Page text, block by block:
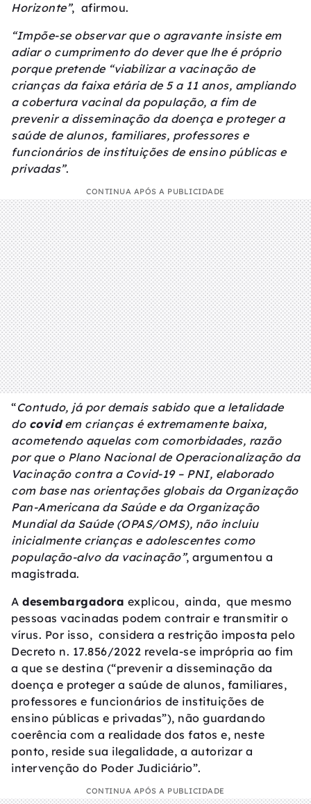
Horizonte”, afirmou.
“Impõe-se observar que o agravante insiste em
adiar o cumprimento do dever que lhe é próprio
porque pretende “viabilizar a vacinação de
crianças da faixa etária de 5 a 11 anos, ampliando
a cobertura vacinal da população, a fim de
prevenir a disseminação da doença e proteger a
saúde de alunos, familiares, professores e
funcionários de instituições de ensino públicas e
privadas”.
CONTINUA APÓS A PUBLICIDADE
“Contudo, já por demais sabido que a letalidade
do covidem crianças é extremamente baixa,
acometendo aquelas com comorbidades, razão
por que o Plano Nacional de Operacionalização da
Vacinação contra a Covid-19 – PNI, elaborado
com base nas orientações globais da Organização
Pan-Americana da Saúde e da Organização
Mundial da Saúde (OPAS/OMS), não incluiu
inicialmente crianças e adolescentes como
população-alvo da vacinação”, argumentou a
magistrada.
A desembargadora explicou, ainda, que mesmo
pessoas vacinadas podem contrair e transmitir o
vírus. Por isso, considera a restrição imposta pelo
Decreto n. 17.856/2022 revela-se imprópria ao fim
a que se destina (“prevenir a disseminação da
doença e proteger a saúde de alunos, familiares,
professores e funcionários de instituições de
ensino públicas e privadas”), não guardando
coerência com a realidade dos fatos e, neste
ponto, reside sua ilegalidade, a autorizar a
intervenção do Poder Judiciário”.
CONTINUA APÓS A PUBLICIDADE